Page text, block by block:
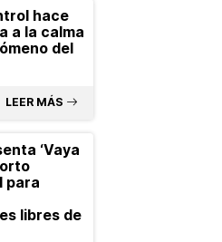
hace
a la calma
del
LEER MÁS
‘Vaya
para
libres de